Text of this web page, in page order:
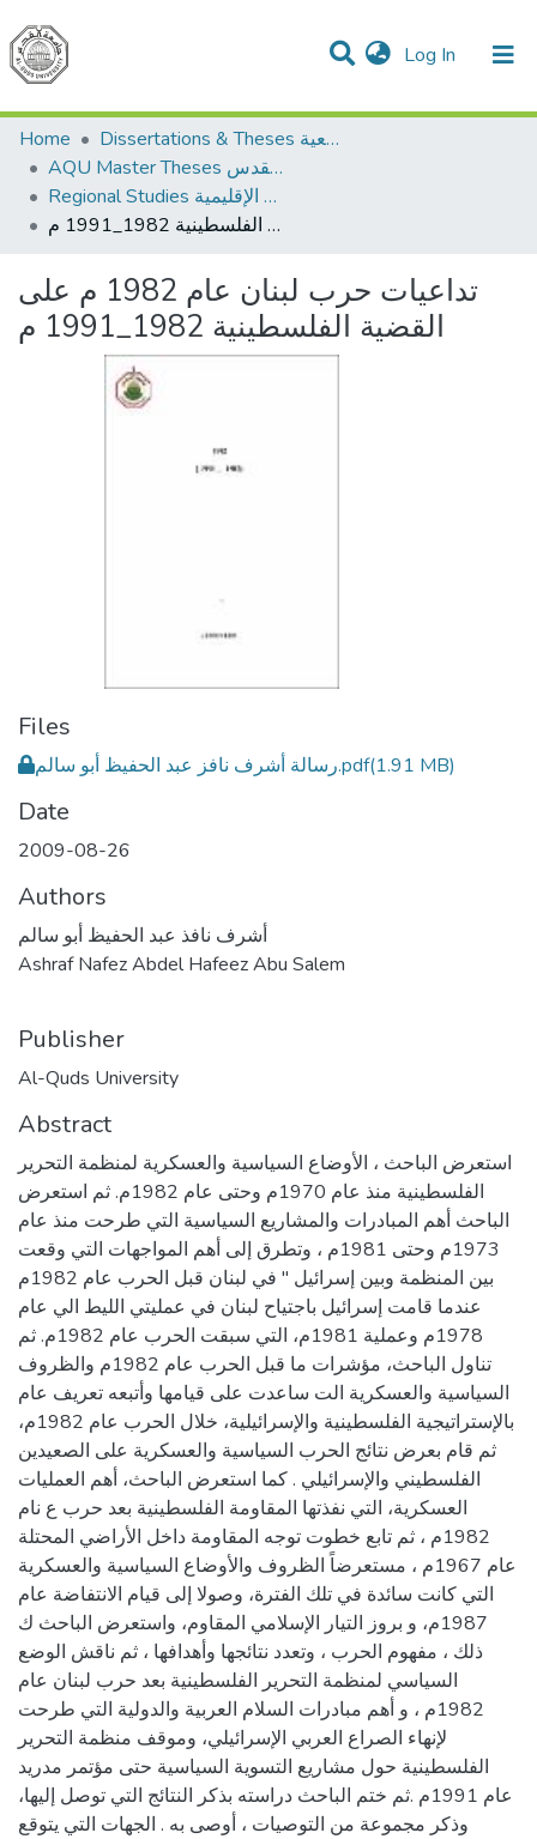
Log In (current)
Communities & Collections
All of DSpace
Home
Dissertations & Theses الرسائل الجامعية
AQU Master Theses الرسائل الجامعية الخاصة بجامعة القدس
Regional Studies الدراسات الإقليمية
تداعيات حرب لبنان عام 1982 م على القضية الفلسطينية 1982_1991 م
تداعيات حرب لبنان عام 1982 م على
القضية الفلسطينية 1982_1991 م
Files
رسالة أشرف نافز عبد الحفيظ أبو سالم.pdf(1.91 MB)
Date
2009-08-26
Authors
أشرف نافذ عبد الحفيظ أبو سالم
Ashraf Nafez Abdel Hafeez Abu Salem
Publisher
Al-Quds University
Abstract
استعرض الباحث ، الأوضاع السياسية والعسكرية لمنظمة التحرير
الفلسطينية منذ عام 1970م وحتى عام 1982م. ثم استعرض
الباحث أهم المبادرات والمشاريع السياسية التي طرحت منذ عام
1973م وحتى 1981م ، وتطرق إلى أهم المواجهات التي وقعت
بين المنظمة وبين إسرائيل " في لبنان قبل الحرب عام 1982م
عندما قامت إسرائيل باجتياح لبنان في عمليتي الليط الي عام
1978م وعملية 1981م، التي سبقت الحرب عام 1982م. ثم
تناول الباحث، مؤشرات ما قبل الحرب عام 1982م والظروف
السياسية والعسكرية الت ساعدت على قيامها وأتبعه تعريف عام
بالإستراتيجية الفلسطينية والإسرائيلية، خلال الحرب عام 1982م،
ثم قام بعرض نتائج الحرب السياسية والعسكرية على الصعيدين
الفلسطيني والإسرائيلي . كما استعرض الباحث، أهم العمليات
العسكرية، التي نفذتها المقاومة الفلسطينية بعد حرب ع نام
1982م ، ثم تابع خطوت توجه المقاومة داخل الأراضي المحتلة
عام 1967م ، مستعرضاً الظروف والأوضاع السياسية والعسكرية
التي كانت سائدة في تلك الفترة، وصولا إلى قيام الانتفاضة عام
1987م، و بروز التيار الإسلامي المقاوم، واستعرض الباحث ك
ذلك ، مفهوم الحرب ، وتعدد نتائجها وأهدافها ، ثم ناقش الوضع
السياسي لمنظمة التحرير الفلسطينية بعد حرب لبنان عام
1982م ، و أهم مبادرات السلام العربية والدولية التي طرحت
لإنهاء الصراع العربي الإسرائيلي، وموقف منظمة التحرير
الفلسطينية حول مشاريع التسوية السياسية حتى مؤتمر مدريد
عام 1991م .ثم ختم الباحث دراسته بذكر النتائج التي توصل إليها،
وذكر مجموعة من التوصيات ، أوصى به . الجهات التي يتوقع